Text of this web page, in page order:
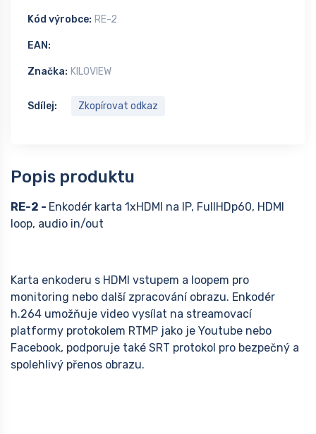
Kód výrobce: RE-2
EAN:
Značka: KILOVIEW
Sdílej: Zkopírovat odkaz
Popis produktu
RE-2 - Enkodér karta 1xHDMI na IP, FullHDp60, HDMI
loop, audio in/out
Karta enkoderu s HDMI vstupem a loopem pro
monitoring nebo další zpracování obrazu. Enkodér
h.264 umožňuje video vysílat na streamovací
platformy protokolem RTMP jako je Youtube nebo
Facebook, podporuje také SRT protokol pro bezpečný a
spolehlivý přenos obrazu.